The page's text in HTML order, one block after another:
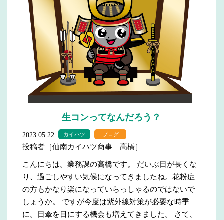
生コンってなんだろう？
2023.05.22 カイハツ ブログ
投稿者［仙南カイハツ商事 高橋］
こんにちは。業務課の高橋です。 だいぶ日が長くな
り、過ごしやすい気候になってきましたね。花粉症
の方もかなり楽になっていらっしゃるのではないで
しょうか。 ですが今度は紫外線対策が必要な時季
に。日傘を目にする機会も増えてきました。 さて、